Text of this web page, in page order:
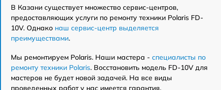
В Казани существует множество сервис-центров,
предоставляющих услуги по ремонту техники Polaris FD-
10V. Однако наш сервис-центр выделяется
преимуществами.
Мы ремонтируем Polaris. Наши мастера - специалисты по
ремонту техники Polaris. Восстановить модель FD-10V для
мастеров не будет новой задачей. На все виды
проведенных работ у нас имеется гарантия.